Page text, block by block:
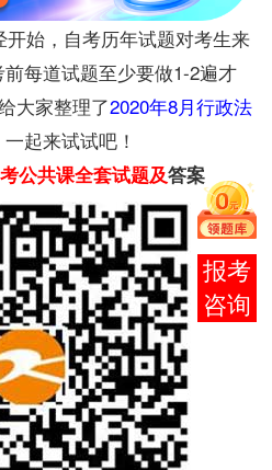
在线
客服
开始，自考历年试题对考生来
每道试题至少要做1-2遍才
大家整理了2020年8月行政法
一起来试试吧！
公共课全套试题及答案